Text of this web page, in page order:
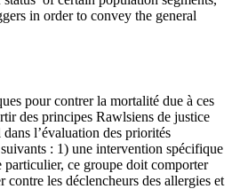
in order to convey the general
pour contrer la mortalité due à ces
des principes Rawlsiens de justice
l’évaluation des priorités
: 1) une intervention spécifique
particulier, ce groupe doit comporter
les déclencheurs des allergies et